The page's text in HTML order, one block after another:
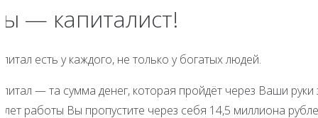
— капиталист!
есть у каждого, не только у богатых людей.
— та сумма денег, которая пройдёт через Ваши
лет работы Вы пропустите через себя 14,5 миллиона